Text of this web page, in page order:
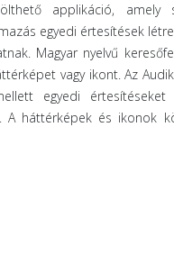
applikáció, amely
egyedi értesítések
Magyar nyelvű
vagy ikont. Az
egyedi
A háttérképek és ikonok